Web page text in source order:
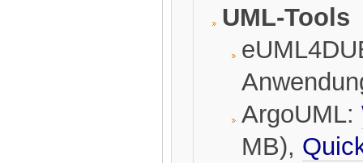
UML-Tools
ArgoUML:
MB),